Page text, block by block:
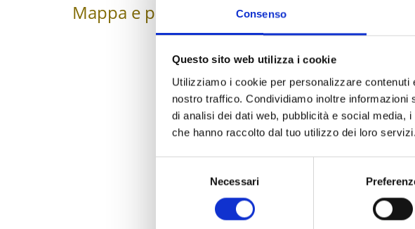
Consenso
Questo sito web utilizza i cookie
Utilizziamo i cookie per personalizzare
nostro traffico. Condividiamo inoltre
di analisi dei dati web, pubblicità e social media,
che hanno raccolto dal tuo utilizzo dei loro servizi.
Necessari
Mappa e profilo di elevazione